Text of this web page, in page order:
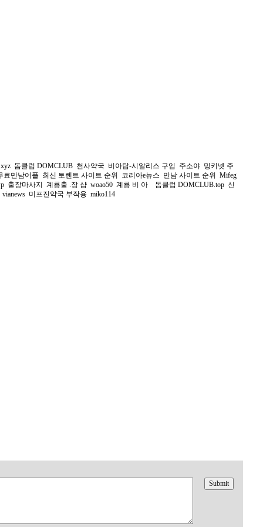
돔클럽 DOMCLUB 천사약국 비아탑-시알리스 구입 주소야 밍키넷 주
료만남어플 최신 토렌트 사이트 순위 코리아e뉴스 만남 사이트 순위
Mifeg
출장마사지 계룡출 .장 샵 woao50 계룡 비 아 돔클럽 DOMCLUB.top 신
vianews 미프진약국 부작용 miko114